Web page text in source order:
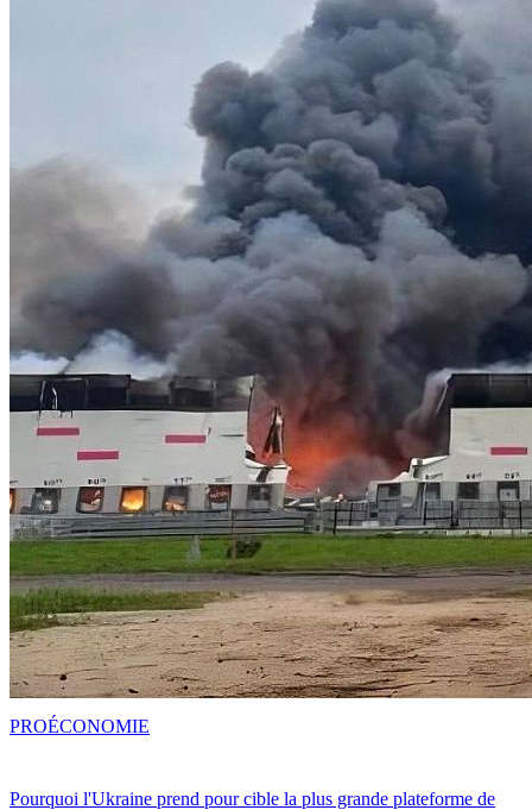
Pourquoi l'Ukraine prend pour cible la plus grande plateforme de
PROÉCONOMIE